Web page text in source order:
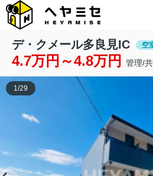
デ・クメール多良見IC 空
4.7万円～4.8万円 管理/
1/29